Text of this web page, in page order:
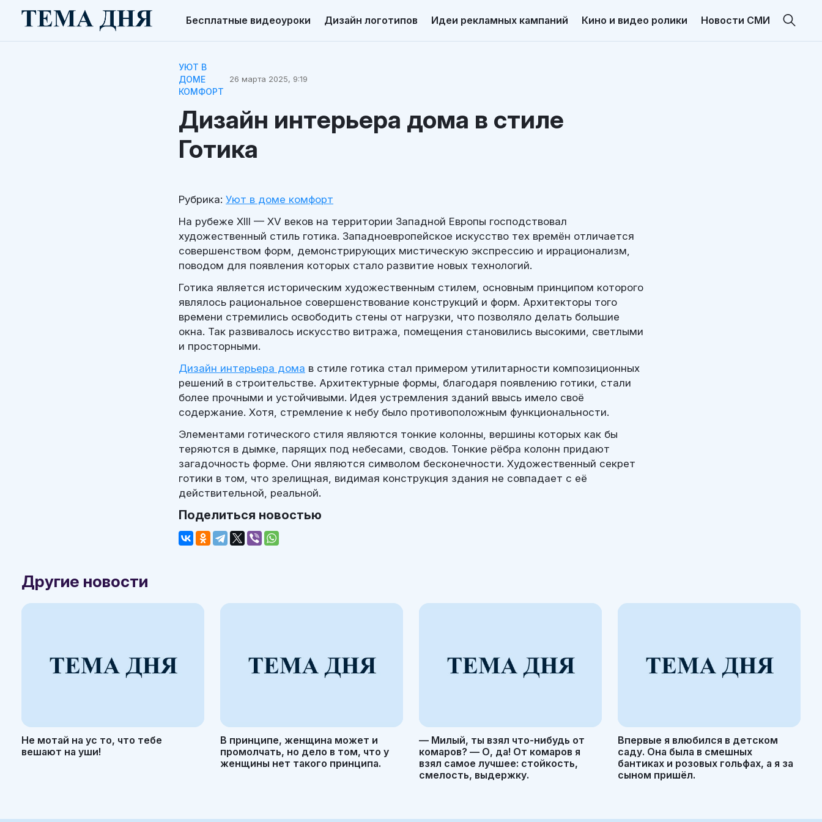
Бесплатные видеоуроки Дизайн логотипов Идеи рекламных кампаний Кино и видео ролики Новости СМИ
УЮТ В
ДОМЕ
КОМФОРТ
26 марта 2025, 9:19
Дизайн интерьера дома в стиле
Готика
Рубрика: Уют в доме комфорт
На рубеже XIII — XV веков на территории Западной Европы господствовал
художественный стиль готика. Западноевропейское искусство тех времён отличается
совершенством форм, демонстрирующих мистическую экспрессию и иррационализм,
поводом для появления которых стало развитие новых технологий.
Готика является историческим художественным стилем, основным принципом которого
являлось рациональное совершенствование конструкций и форм. Архитекторы того
времени стремились освободить стены от нагрузки, что позволяло делать большие
окна. Так развивалось искусство витража, помещения становились высокими, светлыми
и просторными.
Дизайн интерьера дома в стиле готика стал примером утилитарности композиционных
решений в строительстве. Архитектурные формы, благодаря появлению готики, стали
более прочными и устойчивыми. Идея устремления зданий ввысь имело своё
содержание. Хотя, стремление к небу было противоположным функциональности.
Элементами готического стиля являются тонкие колонны, вершины которых как бы
теряются в дымке, парящих под небесами, сводов. Тонкие рёбра колонн придают
загадочность форме. Они являются символом бесконечности. Художественный секрет
готики в том, что зрелищная, видимая конструкция здания не совпадает с её
действительной, реальной.
Поделиться новостью
Другие новости
Не мотай на ус то, что тебе
вешают на уши!
В принципе, женщина может и
промолчать, но дело в том, что у
женщины нет такого принципа.
— Милый, ты взял что-нибудь от
комаров? — О, да! От комаров я
взял самое лучшее: стойкость,
смелость, выдержку.
Впервые я влюбился в детском
саду. Она была в смешных
бантиках и розовых гольфах, а я за
сыном пришёл.